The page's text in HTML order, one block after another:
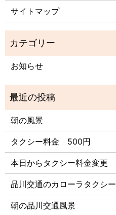
サイトマップ
お知らせ
朝の風景
タクシー料金 500円
本日からタクシー料金変更
品川交通のカローラタクシー
朝の品川交通風景